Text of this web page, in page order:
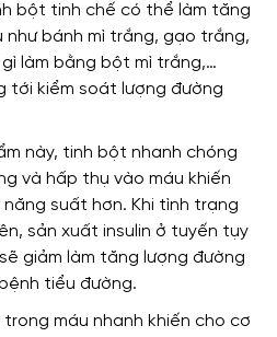
bột tinh chế có thể làm tăng
như bánh mì trắng, gạo trắng,
làm bằng bột mì trắng,…
tới kiểm soát lượng đường
này, tinh bột nhanh chóng
và hấp thụ vào máu khiến
suất hơn. Khi tình trạng
sản xuất insulin ở tuyến tụy
giảm làm tăng lượng đường
tiểu đường.
máu nhanh khiến cho cơ